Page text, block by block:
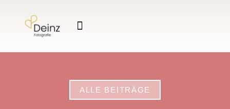
ALLE BEITRÄGE